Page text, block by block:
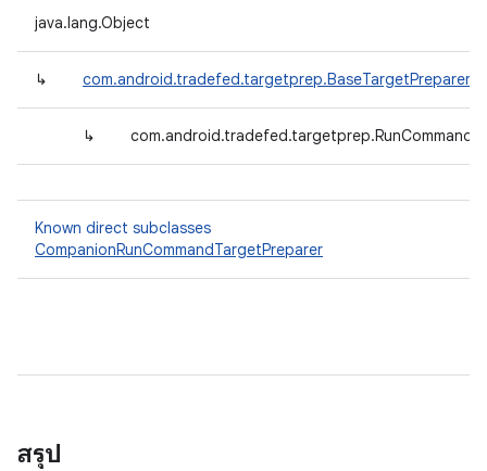
java.lang.Object
↳ com.android.tradefed.targetprep.BaseTargetPreparer
↳
Known direct subclasses
CompanionRunCommandTargetPreparer
สรุป